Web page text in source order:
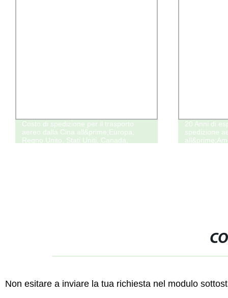
Costo di spedizione per il trasporto
aereo dalla Cina all&prime;Europa,
Regno Unito, Stati Uniti, Canada,
20 Anni di
spedizione
Non esitare a inviare la tua richiesta nel modulo